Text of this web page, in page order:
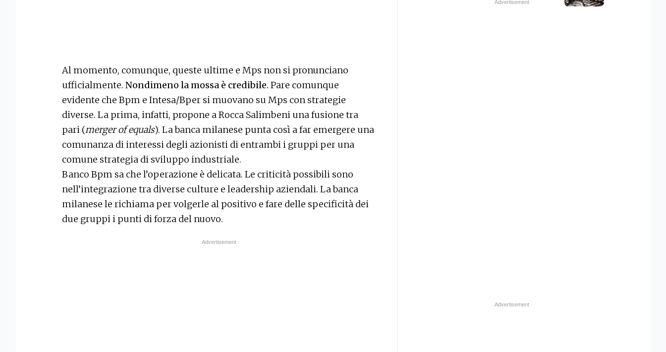
Al momento, comunque, queste ultime e Mps non si pronunciano
ufficialmente. Nondimeno la mossa è credibile. Pare comunque
evidente che Bpm e Intesa/Bper si muovano su Mps con strategie
diverse. La prima, infatti, propone a Rocca Salimbeni una fusione tra
pari (merger of equals). La banca milanese punta così a far emergere una
comunanza di interessi degli azionisti di entrambi i gruppi per una
comune strategia di sviluppo industriale.
Banco Bpm sa che l’operazione è delicata. Le criticità possibili sono
nell’integrazione tra diverse culture e leadership aziendali. La banca
milanese le richiama per volgerle al positivo e fare delle specificità dei
due gruppi i punti di forza del nuovo.